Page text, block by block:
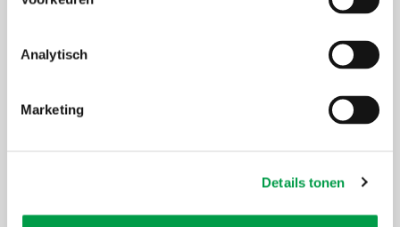
Analytisch
Marketing
Details tonen
verontreinigd bemalingswater
Wil jij via een innovatiepartnerschap mee
bouwen aan innovatieve technieken voor een meer
efficiënte en duurzame zuivering van bemalingswater?